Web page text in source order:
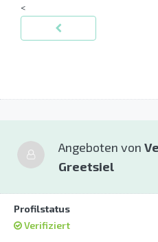
<
Angeboten von
Greetsiel
Profilstatus
Verifiziert